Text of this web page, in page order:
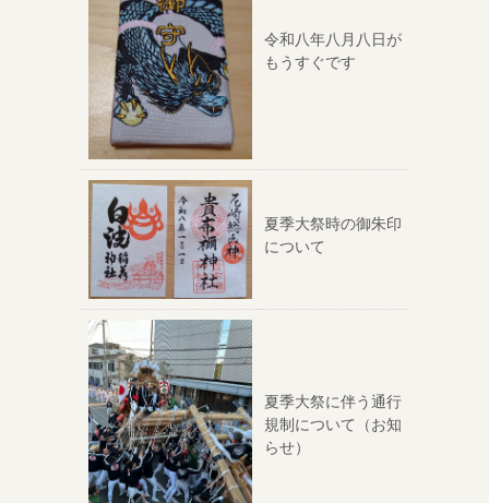
令和八年八月八日が
もうすぐです
夏季大祭時の御朱印
について
夏季大祭に伴う通行
規制について（お知
らせ）